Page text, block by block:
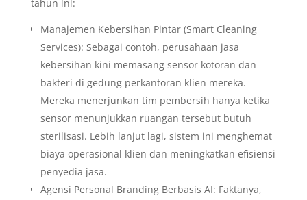
tahun ini:
Manajemen Kebersihan Pintar (Smart Cleaning
Services): Sebagai contoh, perusahaan jasa
kebersihan kini memasang sensor kotoran dan
bakteri di gedung perkantoran klien mereka.
Mereka menerjunkan tim pembersih hanya ketika
sensor menunjukkan ruangan tersebut butuh
sterilisasi. Lebih lanjut lagi, sistem ini menghemat
biaya operasional klien dan meningkatkan efisiensi
penyedia jasa.
Agensi Personal Branding Berbasis AI: Faktanya,